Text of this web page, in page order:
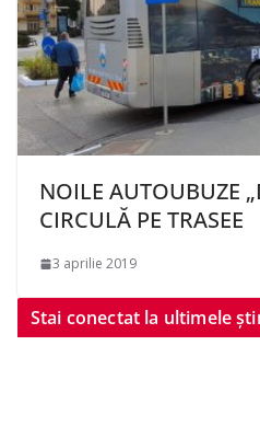
NOILE AUTOUBUZE
CIRCULĂ PE TRASEE
3 aprilie 2019
Stai conectat la ultimele